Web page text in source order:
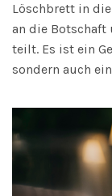
Löschbrett in
an die Botschaft
teilt. Es ist ein
sondern auch